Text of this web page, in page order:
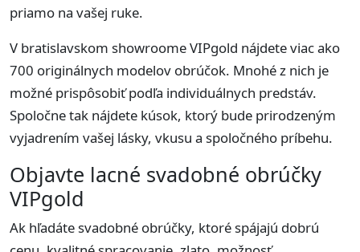
priamo na vašej ruke.
V bratislavskom showroome VIPgold nájdete viac ako
700 originálnych modelov obrúčok. Mnohé z nich je
možné prispôsobiť podľa individuálnych predstáv.
Spoločne tak nájdete kúsok, ktorý bude prirodzeným
vyjadrením vašej lásky, vkusu a spoločného príbehu.
Objavte lacné svadobné obrúčky
VIPgold
Ak hľadáte svadobné obrúčky, ktoré spájajú dobrú